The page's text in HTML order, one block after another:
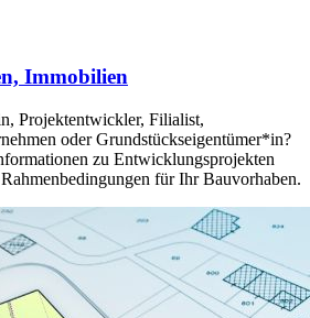
Immobilien
Projektentwickler, Filialist,
oder Grundstückseigentümer*in?
zu Entwicklungsprojekten
für Ihr Bauvorhaben.